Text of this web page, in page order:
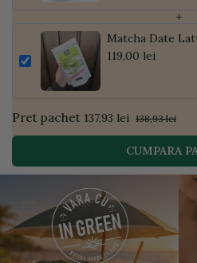
+
Matcha Date
Pudră de
119,00 lei
Pret pachet 137,93 lei 138,93 lei
CUMPARA